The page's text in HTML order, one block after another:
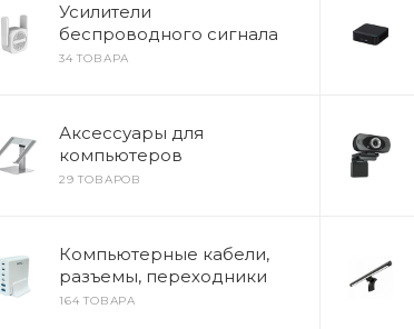
Усилители
беспроводного сигнала
34 ТОВАРА
Аксессуары для
компьютеров
29 ТОВАРОВ
Компьютерные кабели,
разъемы, переходники
164 ТОВАРА